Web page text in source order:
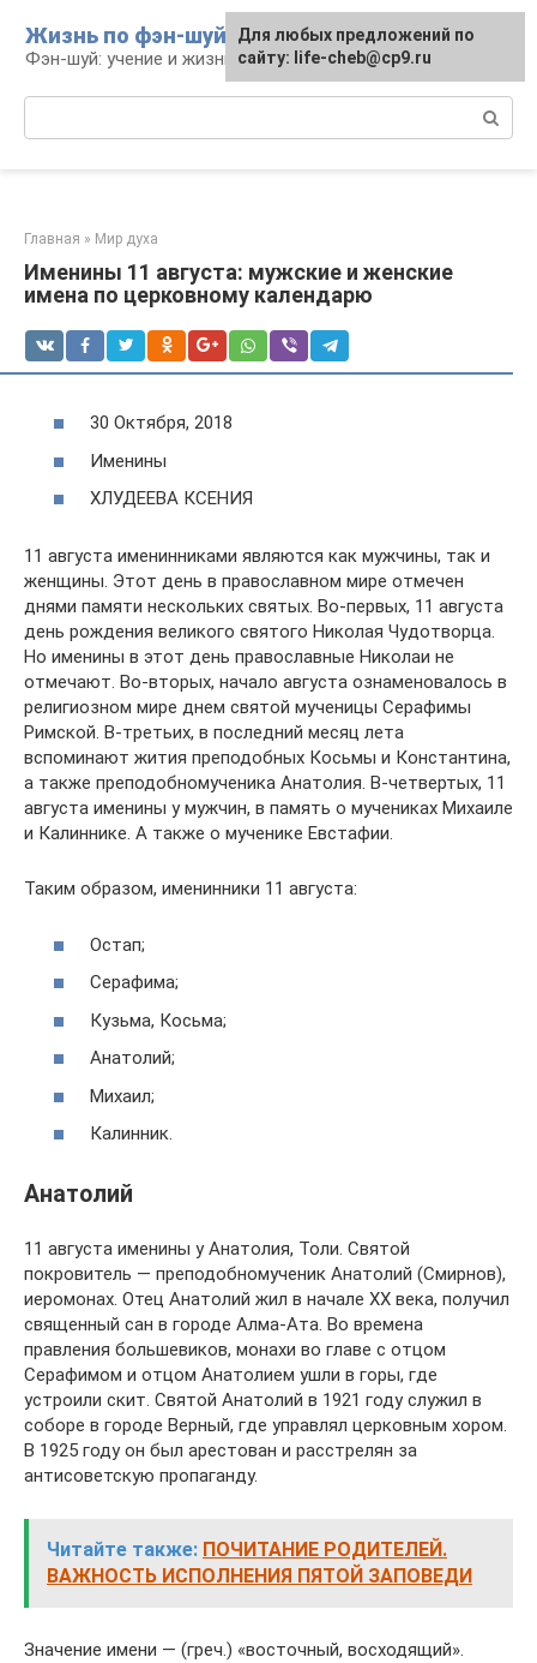
контенту
Жизнь по фэн-шуй
Фэн-шуй: учение и жизнь
Главная » Мир духа
Именины 11 августа: мужские и женские
имена по церковному календарю
30 Октября, 2018
Именины
ХЛУДЕЕВА КСЕНИЯ
11 августа именинниками являются как мужчины, так и
женщины. Этот день в православном мире отмечен
днями памяти нескольких святых. Во-первых, 11 августа
день рождения великого святого Николая Чудотворца.
Но именины в этот день православные Николаи не
отмечают. Во-вторых, начало августа ознаменовалось в
религиозном мире днем святой мученицы Серафимы
Римской. В-третьих, в последний месяц лета
вспоминают жития преподобных Косьмы и Константина,
а также преподобномученика Анатолия. В-четвертых, 11
августа именины у мужчин, в память о мучениках Михаиле
и Калиннике. А также о мученике Евстафии.
Таким образом, именинники 11 августа:
Остап;
Серафима;
Кузьма, Косьма;
Анатолий;
Михаил;
Калинник.
Анатолий
11 августа именины у Анатолия, Толи. Святой
покровитель — преподобномученик Анатолий (Смирнов),
иеромонах. Отец Анатолий жил в начале XX века, получил
священный сан в городе Алма-Ата. Во времена
правления большевиков, монахи во главе с отцом
Серафимом и отцом Анатолием ушли в горы, где
устроили скит. Святой Анатолий в 1921 году служил в
соборе в городе Верный, где управлял церковным хором.
В 1925 году он был арестован и расстрелян за
антисоветскую пропаганду.
Читайте также: ПОЧИТАНИЕ РОДИТЕЛЕЙ.
ВАЖНОСТЬ ИСПОЛНЕНИЯ ПЯТОЙ ЗАПОВЕДИ
Значение имени — (греч.) «восточный, восходящий».
Для любых предложений по
сайту: life-cheb@cp9.ru
Для любых предложений по
сайту: life-cheb@cp9.ru